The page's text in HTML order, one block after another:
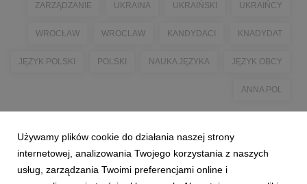
ZARZĄDZANIE UKRAINA UKRAIŃSKI UKRAIŃCY
WROCŁAW WROCLAW KANDYDACI KNADYDAT
JĘZYK POLSKI POLSKI NAUKA JĘZYKA JĘZYK OBCY
ANNA POL
Używamy plików cookie do działania naszej strony
internetowej, analizowania Twojego korzystania z naszych
usług, zarządzania Twoimi preferencjami online i